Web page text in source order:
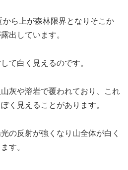
ら上が森林限界となりそこか
出しています。
て白く見えるのです。
灰や溶岩で覆われており、これ
く見えることがあります。
の反射が強くなり山全体が白く
す。